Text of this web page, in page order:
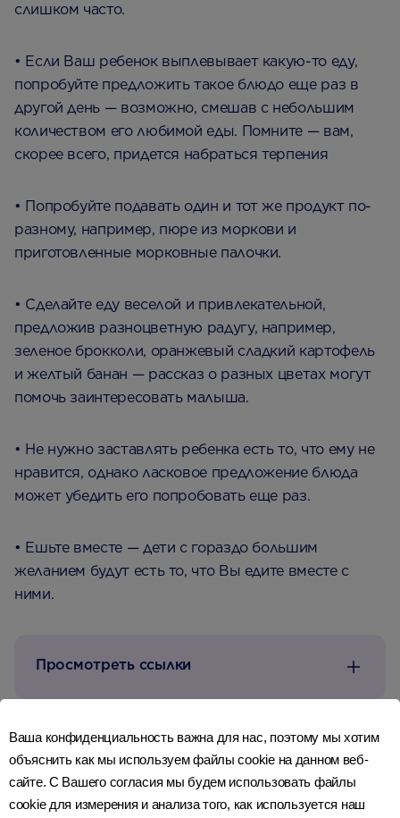
слишком часто.
• Если Ваш ребенок выплевывает какую-то еду,
попробуйте предложить такое блюдо еще раз в
другой день — возможно, смешав с небольшим
количеством его любимой еды. Помните — вам,
скорее всего, придется набраться терпения
• Попробуйте подавать один и тот же продукт по-
разному, например, пюре из моркови и
приготовленные морковные палочки.
• Сделайте еду веселой и привлекательной,
предложив разноцветную радугу, например,
зеленое брокколи, оранжевый сладкий картофель
и желтый банан — рассказ о разных цветах могут
помочь заинтересовать малыша.
• Не нужно заставлять ребенка есть то, что ему не
нравится, однако ласковое предложение блюда
может убедить его попробовать еще раз.
• Ешьте вместе — дети с гораздо большим
желанием будут есть то, что Вы едите вместе с
ними.
Просмотреть ссылки
Последнее обновление: 21 августа 2014 года
Ваша конфиденциальность важна для нас, поэтому мы хотим
объяснить как мы используем файлы cookie на данном веб-
сайте. С Вашего согласия мы будем использовать файлы
cookie для измерения и анализа того, как используется наш